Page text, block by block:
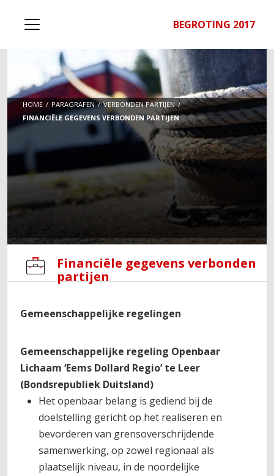
BEGROTING 2017
HOME PARAGRAFEN
VERBONDEN PARTIJEN
FINANCIËLE GEGEVENS VERBONDEN PARTIJEN
Financiële gegevens verbonden
partijen
Gemeenschappelijke regelingen
Gemeenschappelijke regeling Openbaar
Lichaam ‘Eems Dollard Regio’ te Leer
(Bondsrepubliek Duitsland)
Het openbaar belang is gediend bij de
doelstelling gericht op het realiseren en
bevorderen van grensoverschrijdende
samenwerking, op zowel regionaal als
plaatselijk niveau, in de noordelijke